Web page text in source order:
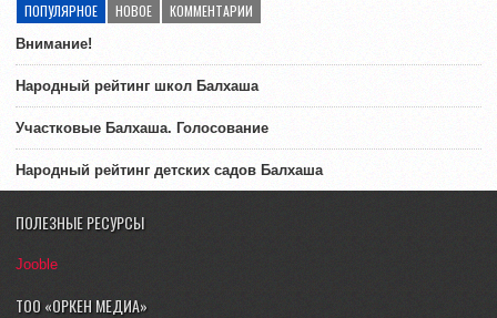
ПОПУЛЯРНОЕ НОВОЕ КОММЕНТАРИИ
Внимание!
Народный рейтинг школ Балхаша
Участковые Балхаша. Голосование
Народный рейтинг детских садов Балхаша
ПОЛЕЗНЫЕ РЕСУРСЫ
Jooble
ТОО «ОРКЕН МЕДИА»